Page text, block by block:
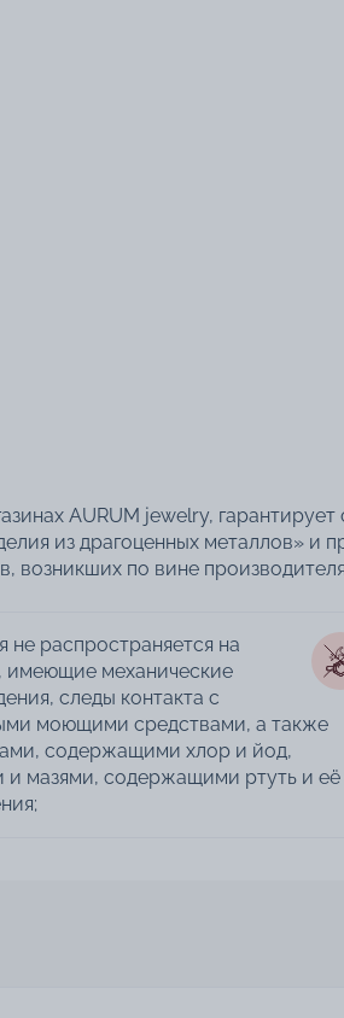
AURUM jewelry, гарантирует
из драгоценных металлов» и
возникших по вине
не распространяется на
имеющие механические
следы контакта с
моющими средствами, а также
содержащими хлор и йод,
и мазями, содержащими ртуть и её